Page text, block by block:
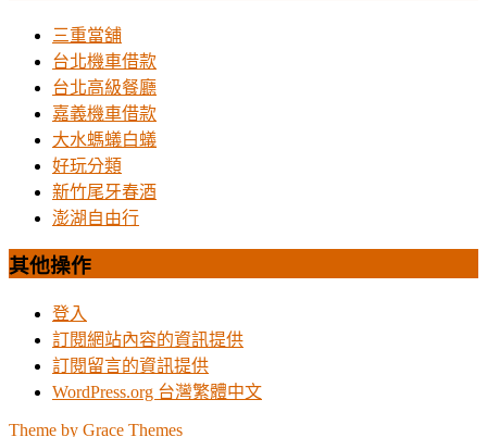
三重當舖
台北機車借款
台北高級餐廳
嘉義機車借款
大水螞蟻白蟻
好玩分類
新竹尾牙春酒
澎湖自由行
其他操作
登入
訂閱網站內容的資訊提供
訂閱留言的資訊提供
WordPress.org 台灣繁體中文
Theme by Grace Themes